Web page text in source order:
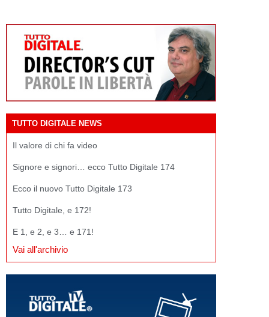
TUTTO DIGITALE NEWS
Il valore di chi fa video
Signore e signori… ecco Tutto Digitale 174
Ecco il nuovo Tutto Digitale 173
Tutto Digitale, e 172!
E 1, e 2, e 3… e 171!
Vai all'archivio